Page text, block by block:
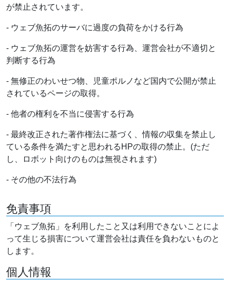
が禁止されています。
- ウェブ魚拓のサーバに過度の負荷をかける行為
- ウェブ魚拓の運営を妨害する行為、運営会社が不適切と
判断する行為
- 無修正のわいせつ物、児童ポルノなど国内で公開が禁止
されているページの取得。
- 他者の権利を不当に侵害する行為
- 最終改正された著作権法に基づく、情報の収集を禁止し
ている条件を満たすと思われるHPの取得の禁止。(ただ
し、ロボット向けのものは無視されます)
- その他の不法行為
免責事項
「ウェブ魚拓」を利用したこと又は利用できないことによ
って生じる損害について運営会社は責任を負わないものと
します。
個人情報